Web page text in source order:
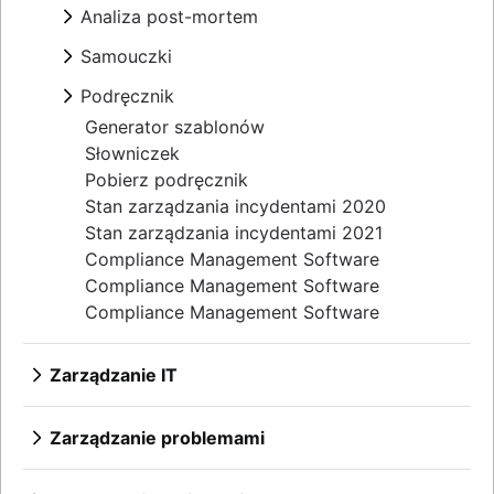
Analiza post-mortem
Szablon
Bez wskazywania winnych
Raporty
Spotkanie
Osie czasu
Analiza „5 × dlaczego”
Publiczne i prywatne
Samouczki
Informowanie o incydentach
Harmonogram dyżurów domowych
Automatyzacja powiadomień dla klientów
Podręcznik
Przegląd
Reagowanie na incydenty
Analizy retrospektywne
Generator szablonów
Słowniczek
Pobierz podręcznik
Stan zarządzania incydentami 2020
Stan zarządzania incydentami 2021
Compliance Management Software
Compliance Management Software
Compliance Management Software
Zarządzanie IT
Przegląd
Zarządzanie problemami
Przegląd